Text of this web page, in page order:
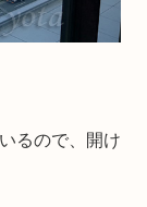
るので、開け